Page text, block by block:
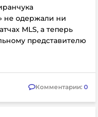
не одержали ни
MLS, а теперь
представителю
Комментарии: 0